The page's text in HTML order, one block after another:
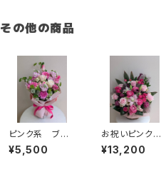
その他の商品
ピンク系 ブー
ケタイプ 送料
別
¥5,500
お祝いピンク
系 季節のお任
せアレンジメン
¥13,200